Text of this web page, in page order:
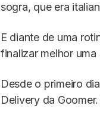
sogra, que era
E diante de uma
finalizar melhor
Desde o primeiro
Delivery da